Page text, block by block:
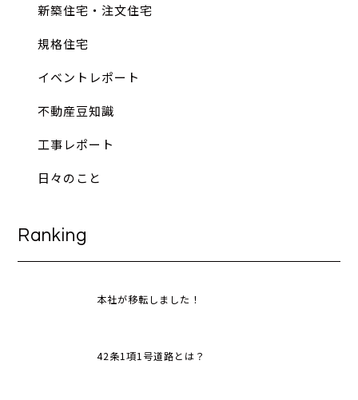
新築住宅・注文住宅
規格住宅
イベントレポート
不動産豆知識
工事レポート
日々のこと
Ranking
本社が移転しました！
42条1項1号道路とは？